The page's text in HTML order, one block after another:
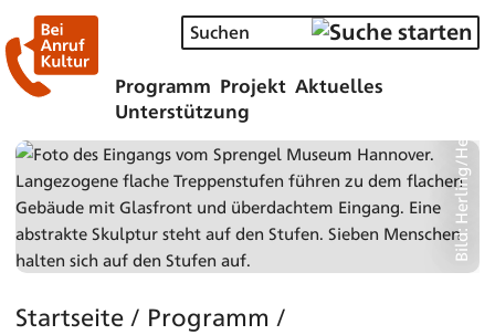
Programm Projekt Aktuelles
Unterstützung
Startseite / Programm /